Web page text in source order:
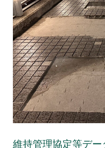
維持管理協定等デー